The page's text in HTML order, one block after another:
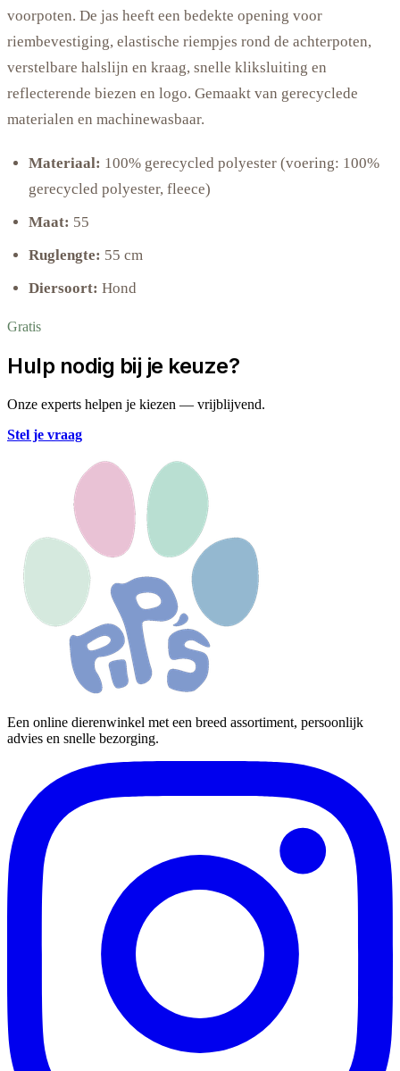
voorpoten. De jas heeft een bedekte opening voor
riembevestiging, elastische riempjes rond de achterpoten,
verstelbare halslijn en kraag, snelle kliksluiting en
reflecterende biezen en logo. Gemaakt van gerecyclede
materialen en machinewasbaar.
Materiaal: 100% gerecycled polyester (voering: 100%
gerecycled polyester, fleece)
Maat: 55
Ruglengte: 55 cm
Diersoort: Hond
Gratis
Hulp nodig bij je keuze?
Onze experts helpen je kiezen — vrijblijvend.
Stel je vraag
Een online dierenwinkel met een breed assortiment, persoonlijk
advies en snelle bezorging.